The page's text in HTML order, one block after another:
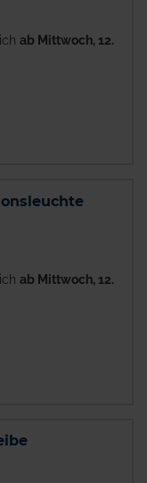
ab Mittwoch, 12.
ab Mittwoch, 12.